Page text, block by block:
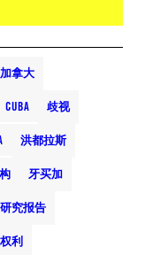
加拿大
CUBA 歧视
洪都拉斯
牙买加
研究报告
利